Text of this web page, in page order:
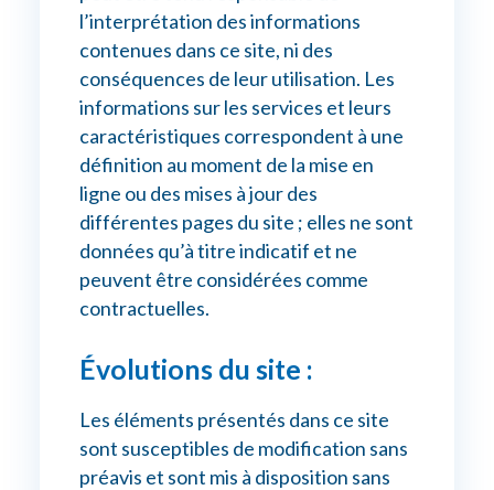
l’interprétation des informations
contenues dans ce site, ni des
conséquences de leur utilisation. Les
informations sur les services et leurs
caractéristiques correspondent à une
définition au moment de la mise en
ligne ou des mises à jour des
différentes pages du site ; elles ne sont
données qu’à titre indicatif et ne
peuvent être considérées comme
contractuelles.
Évolutions du site :
Les éléments présentés dans ce site
sont susceptibles de modification sans
préavis et sont mis à disposition sans